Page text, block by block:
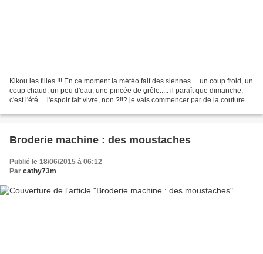
Kikou les filles !!! En ce moment la météo fait des siennes.... un coup froid, un
coup chaud, un peu d'eau, une pincée de grêle..... il paraît que dimanche,
c'est l'été.... l'espoir fait vivre, non ?!!? je vais commencer par de la couture....
Broderie machine : des moustaches
Publié le 18/06/2015 à 06:12
Par cathy73m